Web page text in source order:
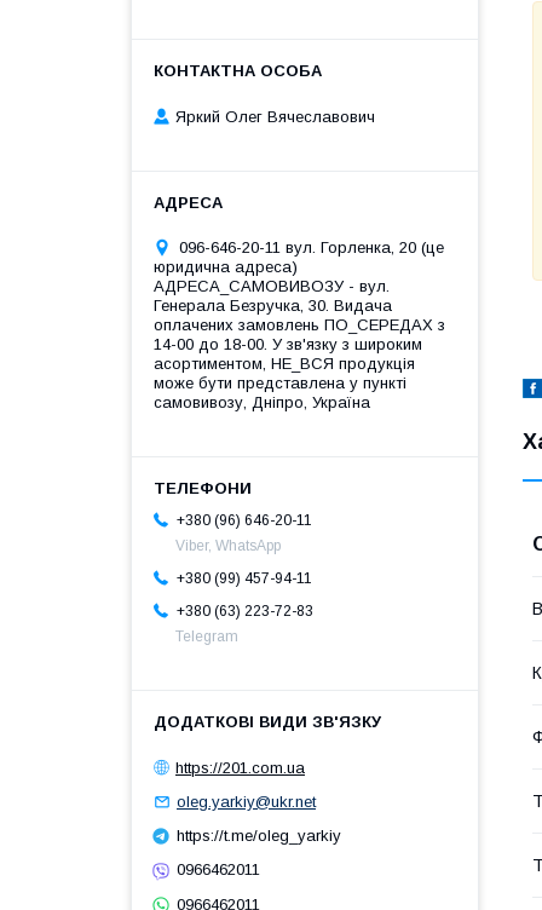
Яркий Олег Вячеславович
096-646-20-11 вул. Горленка, 20 (це
юридична адреса)
АДРЕСА_САМОВИВОЗУ - вул.
Генерала Безручка, 30. Видача
оплачених замовлень ПО_СЕРЕДАХ з
14-00 до 18-00. У зв'язку з широким
асортиментом, НЕ_ВСЯ продукція
може бути представлена у пункті
самовивозу, Дніпро, Україна
+380 (96) 646-20-11
Viber, WhatsApp
+380 (99) 457-94-11
+380 (63) 223-72-83
Telegram
https://201.com.ua
oleg.yarkiy@ukr.net
https://t.me/oleg_yarkiy
0966462011
0966462011